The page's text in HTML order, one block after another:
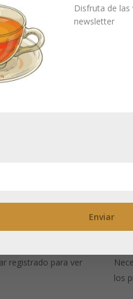
registrado para ver
los
Disfruta de
newsletter